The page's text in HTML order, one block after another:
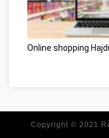
Online shopping
Copyright © 2021